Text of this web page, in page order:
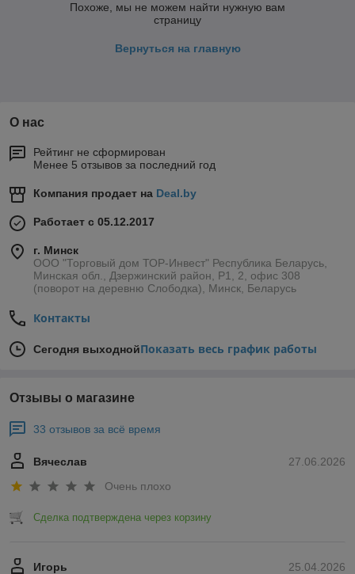
Похоже, мы не можем найти нужную вам
страницу
Вернуться на главную
О нас
Рейтинг не сформирован
Менее 5 отзывов за последний год
Компания продает на Deal.by
Работает с 05.12.2017
г. Минск
ООО "Торговый дом ТОР-Инвест" Республика Беларусь,
Минская обл., Дзержинский район, Р1, 2, офис 308
(поворот на деревню Слободка), Минск, Беларусь
Контакты
Сегодня выходнойПоказать весь график работы
Отзывы о магазине
33 отзывов за всё время
27.06.2026
Вячеслав
Очень плохо
Сделка подтверждена через корзину
25.04.2026
Игорь